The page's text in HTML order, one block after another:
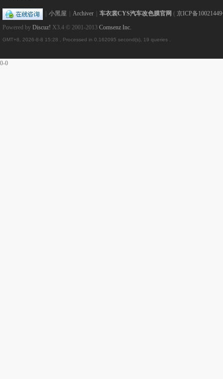
小黑屋 Archiver 车衣裳CYS汽车改色膜官网 ( 京ICP备
Powered by Discuz! X3.4 © 2001-2013 Comsenz Inc.
GMT+8, 2026-8-8 15:28 , Processed in 0.162095 second(s), 19 queries .
0-0